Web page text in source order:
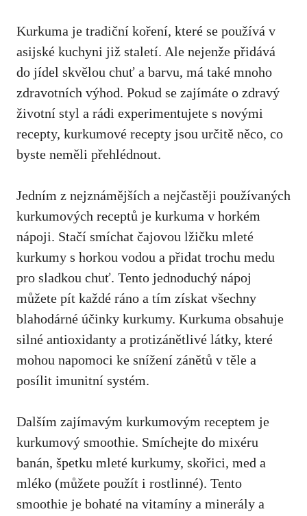
Kurkuma je tradiční koření, které se ​používá v
asijské kuchyni již staletí. Ale nejenže přidává
do jídel skvělou chuť a barvu, má také ‌mnoho
zdravotních výhod. Pokud se zajímáte o zdravý
životní styl a rádi experimentujete s ​novými
recepty, kurkumové recepty jsou určitě něco, co
byste neměli přehlédnout.
Jedním z nejznámějších a nejčastěji používaných
kurkumových receptů je kurkuma v horkém
nápoji.⁤ Stačí smíchat čajovou lžičku mleté
kurkumy​ s horkou vodou a přidat trochu medu
pro sladkou chuť. Tento jednoduchý nápoj
můžete pít ‍každé ráno a tím získat všechny
blahodárné účinky kurkumy. Kurkuma obsahuje
silné antioxidanty a protizánětlivé látky, které
mohou napomoci ke snížení zánětů v těle a
posílit imunitní systém.
Dalším zajímavým kurkumovým receptem je
kurkumový smoothie. ‌Smíchejte do mixéru
banán, špetku mleté kurkumy, ⁣skořici, med a
⁣mléko (můžete použít ⁢i ⁢rostlinné). Tento‌
smoothie je bohaté na ⁣vitamíny a minerály a